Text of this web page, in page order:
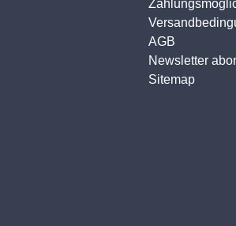
AGB
Newsletter
Sitemap